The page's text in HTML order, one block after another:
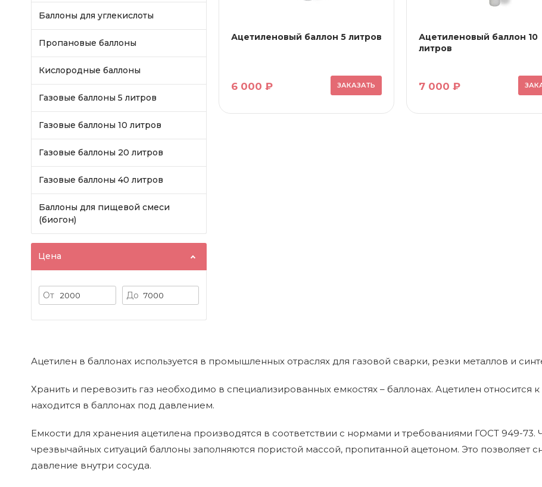
Баллоны для углекислоты
Пропановые баллоны
Кислородные баллоны
Газовые баллоны 5 литров
Газовые баллоны 10 литров
Газовые баллоны 20 литров
Газовые баллоны 40 литров
Баллоны для пищевой смеси
(биогон)
Цена
От До
Ацетиленовый баллон 5 литров
6 000 ₽ ЗАКАЗАТЬ
Ацетиленовый баллон 10
литров
7 000 ₽
Ацетилен в баллонах используется в промышленных отраслях для газовой сварки, резки металлов и
Хранить и перевозить газ необходимо в специализированных емкостях – баллонах. Ацетилен
находится в баллонах под давлением.
Емкости для хранения ацетилена производятся в соответствии с нормами и требованиями ГОСТ 949-73.
чрезвычайных ситуаций баллоны заполняются пористой массой, пропитанной ацетоном. Это позволяет
давление внутри сосуда.